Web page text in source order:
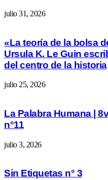
julio 31, 2026
«La teoría de la bolsa
Ursula K. Le Guin
del centro de la historia
julio 25, 2026
La Palabra Humana |
n°11
julio 3, 2026
Sin Etiquetas n° 3